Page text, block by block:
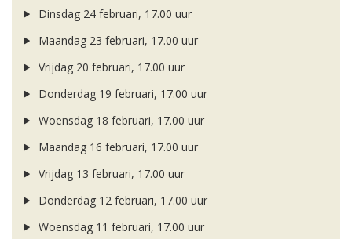
Dinsdag 24 februari, 17.00 uur
Maandag 23 februari, 17.00 uur
Vrijdag 20 februari, 17.00 uur
Donderdag 19 februari, 17.00 uur
Woensdag 18 februari, 17.00 uur
Maandag 16 februari, 17.00 uur
Vrijdag 13 februari, 17.00 uur
Donderdag 12 februari, 17.00 uur
Woensdag 11 februari, 17.00 uur